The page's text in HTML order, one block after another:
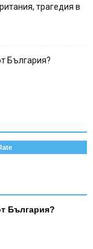
трагедия в
България?
България?